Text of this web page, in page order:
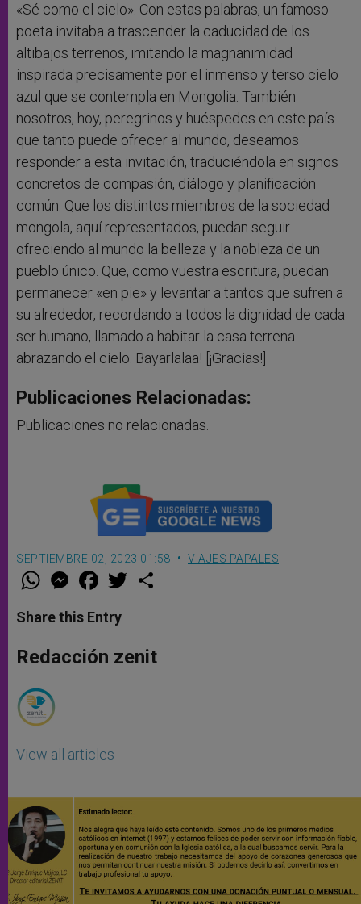
«Sé como el cielo». Con estas palabras, un famoso
poeta invitaba a trascender la caducidad de los
altibajos terrenos, imitando la magnanimidad
inspirada precisamente por el inmenso y terso cielo
azul que se contempla en Mongolia. También
nosotros, hoy, peregrinos y huéspedes en este país
que tanto puede ofrecer al mundo, deseamos
responder a esta invitación, traduciéndola en signos
concretos de compasión, diálogo y planificación
común. Que los distintos miembros de la sociedad
mongola, aquí representados, puedan seguir
ofreciendo al mundo la belleza y la nobleza de un
pueblo único. Que, como vuestra escritura, puedan
permanecer «en pie» y levantar a tantos que sufren a
su alrededor, recordando a todos la dignidad de cada
ser humano, llamado a habitar la casa terrena
abrazando el cielo. Bayarlalaa! [¡Gracias!]
Publicaciones Relacionadas:
Publicaciones no relacionadas.
SEPTIEMBRE 02, 2023 01:58 VIAJES PAPALES
W
t
s
p
p
M
e
s
e
g
e
F
a
e
b
o
k
w
r
Share this Entry
Redacción zenit
View all articles